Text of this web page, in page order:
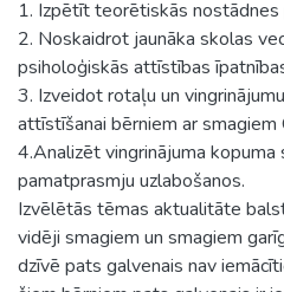
1. Izpētīt teorētiskās
2. Noskaidrot jaunāka skolas
psiholoģiskās attīstības
3. Izveidot rotaļu un
attīstīšanai bērniem ar smagiem
4.Analizēt vingrinājuma kopuma
pamatprasmju uzlabošanos.
Izvēlētās tēmas aktualitāte
vidēji smagiem un smagiem
dzīvē pats galvenais nav